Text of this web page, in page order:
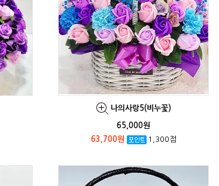
나의사랑5(비누꽃)
65,000원
63,700원
1,300점